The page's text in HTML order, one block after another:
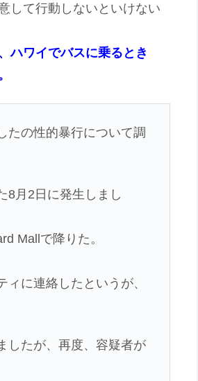
して行動しないといけない
ハワイでバスに乗るとき
たの性的暴行について調
8月2日に発生しまし
Mallで降りた。
に連絡したというが、
したが、再度、容疑者が